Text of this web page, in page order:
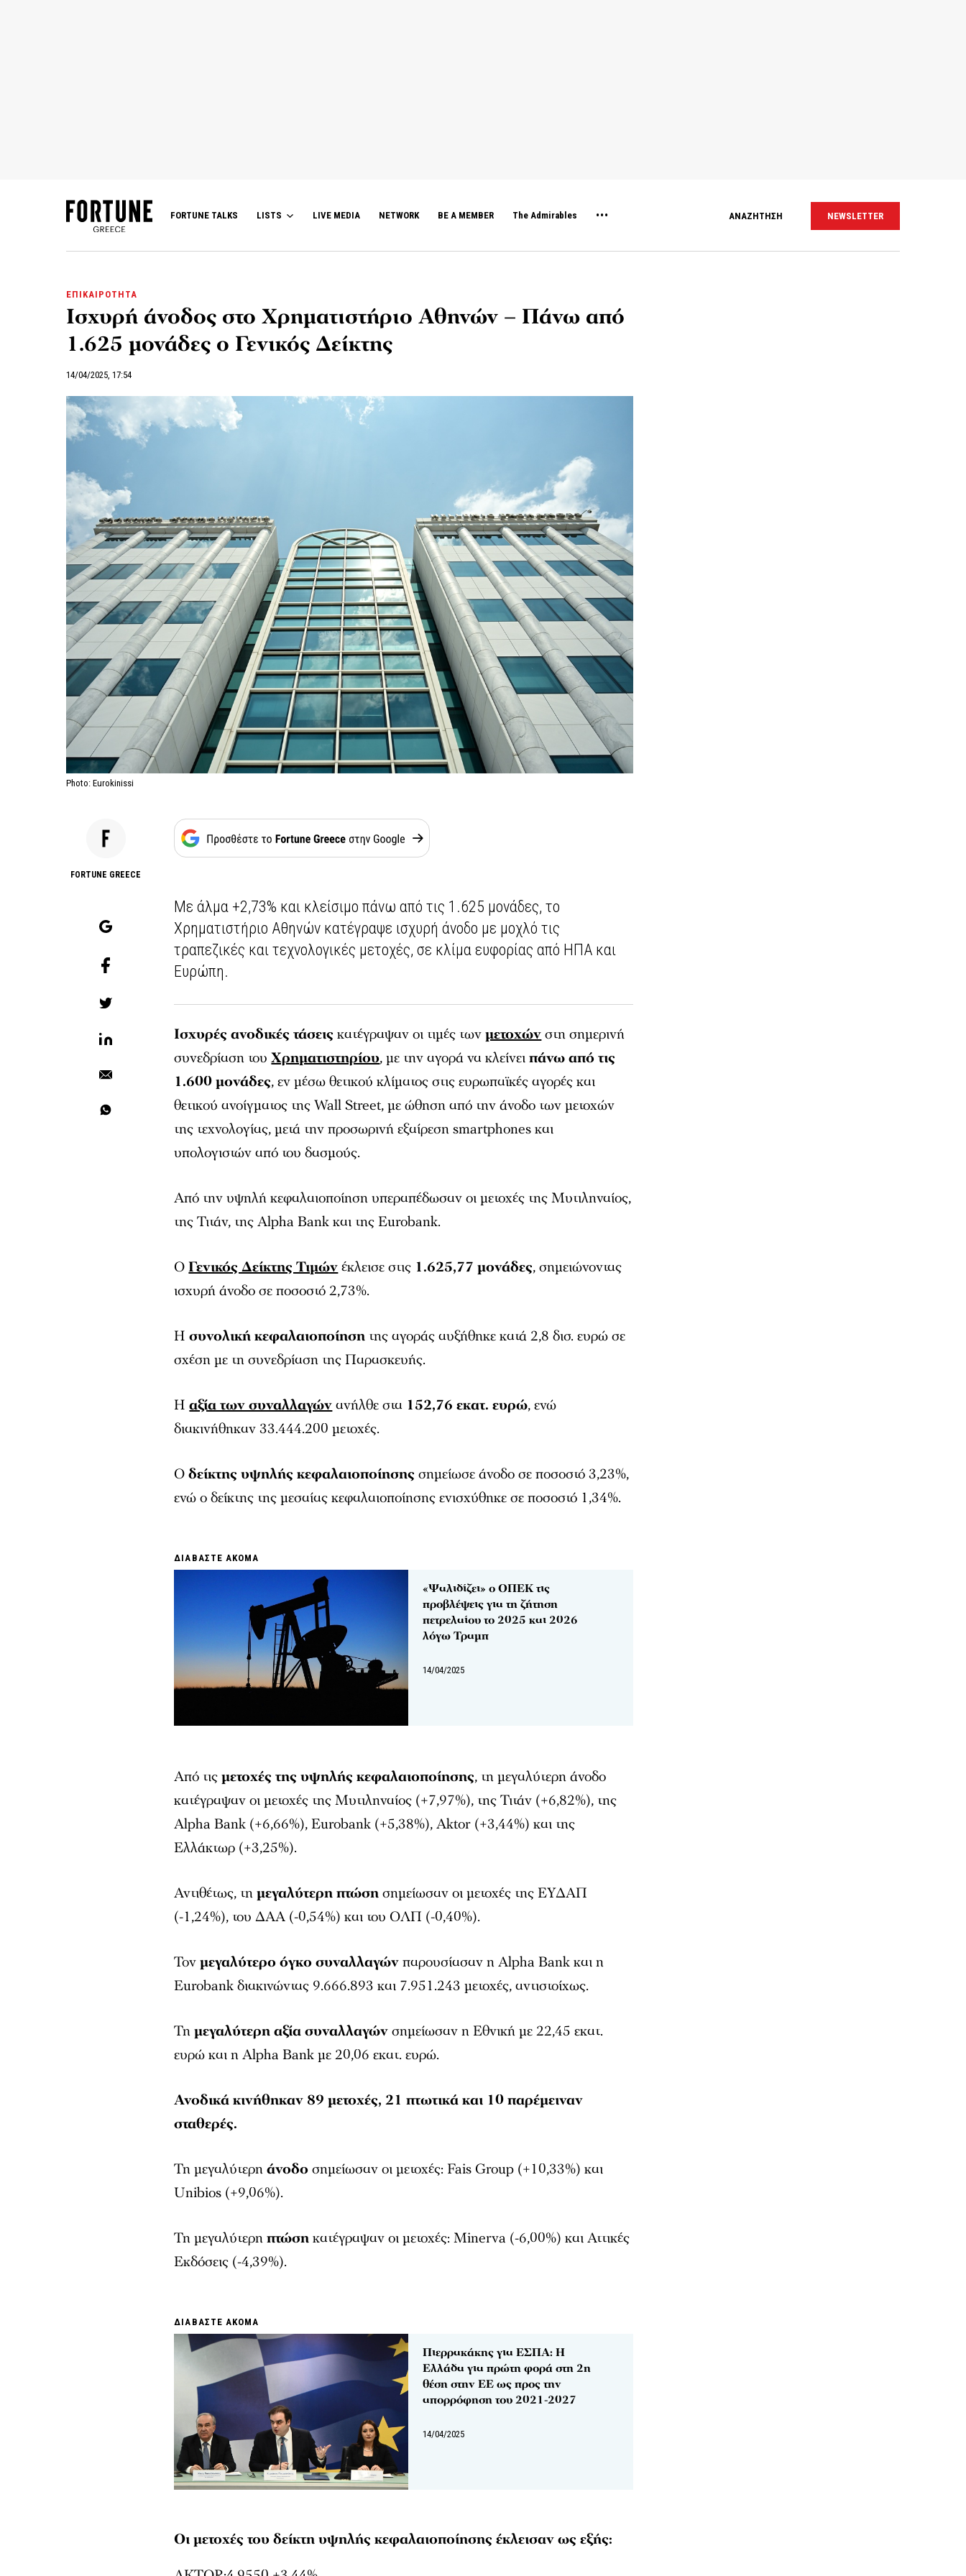
FORTUNE TALKS LISTS LIVE MEDIA NETWORK BE A MEMBER The Admirables ΑΝΑΖΗΤΗΣΗ NEWSLETTER
ΕΠΙΚΑΙΡΟΤΗΤΑ
Ισχυρή άνοδος στο Χρηματιστήριο Αθηνών – Πάνω από
1.625 μονάδες ο Γενικός Δείκτης
14/04/2025, 17:54
Photo: Eurokinissi
FORTUNE GREECE
Με άλμα +2,73% και κλείσιμο πάνω από τις 1.625 μονάδες, το
Χρηματιστήριο Αθηνών κατέγραψε ισχυρή άνοδο με μοχλό τις
τραπεζικές και τεχνολογικές μετοχές, σε κλίμα ευφορίας από ΗΠΑ και
Ευρώπη.
Ισχυρές ανοδικές τάσεις κατέγραψαν οι τιμές τωνμετοχώνστη σημερινή
συνεδρίαση τουΧρηματιστηρίου, με την αγορά να κλείνειπάνω από τις
1.600 μονάδες, εν μέσω θετικού κλίματος στις ευρωπαϊκές αγορές και
θετικού ανοίγματος της Wall Street, με ώθηση από την άνοδο των μετοχών
της τεχνολογίας, μετά την προσωρινή εξαίρεση smartphones και
υπολογιστών από του δασμούς.
Από την υψηλή κεφαλαιοποίηση υπεραπέδωσαν οι μετοχές της Μυτιληναίος,
της Τιτάν, της Alpha Bank και της Eurobank.
OΓενικός Δείκτης Τιμώνέκλεισε στις 1.625,77 μονάδες, σημειώνοντας
ισχυρή άνοδο σε ποσοστό 2,73%.
Ησυνολική κεφαλαιοποίησητης αγοράς αυξήθηκε κατά 2,8 δισ. ευρώ σε
σχέση με τη συνεδρίαση της Παρασκευής.
Ηαξία των συναλλαγώνανήλθε στα 152,76 εκατ. ευρώ, ενώ
διακινήθηκαν 33.444.200 μετοχές.
Οδείκτης υψηλής κεφαλαιοποίησης σημείωσε άνοδο σε ποσοστό 3,23%,
ενώ ο δείκτης της μεσαίας κεφαλαιοποίησης ενισχύθηκε σε ποσοστό 1,34%.
ΔΙΑΒΑΣΤΕ ΑΚΟΜΑ
«Ψαλιδίζει» ο ΟΠΕΚ τις
προβλέψεις για τη ζήτηση
πετρελαίου το 2025 και 2026
λόγω Τραμπ
14/04/2025
Από τιςμετοχές της υψηλής κεφαλαιοποίησης, τη μεγαλύτερη άνοδο
κατέγραψαν οι μετοχές της Μυτιληναίος (+7,97%), της Τιτάν (+6,82%), της
Alpha Bank (+6,66%), Eurobank (+5,38%), Aktor (+3,44%) και της
Ελλάκτωρ (+3,25%).
Αντιθέτως, τημεγαλύτερη πτώσησημείωσαν οι μετοχές της ΕΥΔΑΠ
(-1,24%), του ΔΑΑ (-0,54%) και του ΟΛΠ (-0,40%).
Τονμεγαλύτερο όγκο συναλλαγώνπαρουσίασαν η Alpha Bank και η
Eurobank διακινώντας 9.666.893 και 7.951.243 μετοχές, αντιστοίχως.
Τημεγαλύτερη αξία συναλλαγώνσημείωσαν η Εθνική με 22,45 εκατ.
ευρώ και η Alpha Bank με 20,06 εκατ. ευρώ.
Ανοδικά κινήθηκαν 89 μετοχές, 21 πτωτικά και 10 παρέμειναν
σταθερές.
Τη μεγαλύτερηάνοδοσημείωσαν οι μετοχές: Fais Group (+10,33%) και
Unibios (+9,06%).
Τη μεγαλύτερηπτώσηκατέγραψαν οι μετοχές: Minerva (-6,00%) και Αττικές
Εκδόσεις (-4,39%).
ΔΙΑΒΑΣΤΕ ΑΚΟΜΑ
Πιερρακάκης για ΕΣΠΑ: Η
Ελλάδα για πρώτη φορά στη 2η
θέση στην ΕΕ ως προς την
απορρόφηση του 2021-2027
14/04/2025
Οι μετοχές του δείκτη υψηλής κεφαλαιοποίησης έκλεισαν ως εξής: